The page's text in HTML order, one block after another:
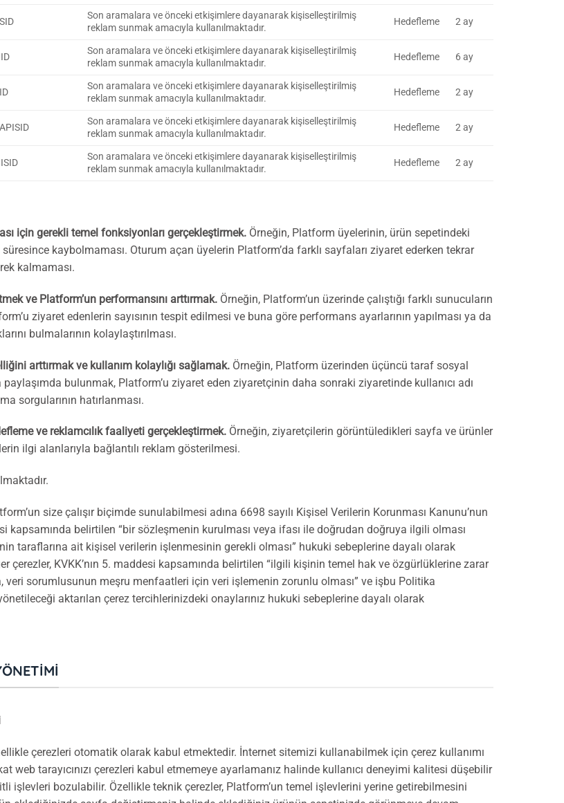
Son aramalara ve önceki etkişimlere dayanarak kişiselleştirilmiş
reklam sunmak amacıyla kullanılmaktadır.
Hedefleme 2 ay
Son aramalara ve önceki etkişimlere dayanarak kişiselleştirilmiş
reklam sunmak amacıyla kullanılmaktadır.
Hedefleme 6 ay
Son aramalara ve önceki etkişimlere dayanarak kişiselleştirilmiş
reklam sunmak amacıyla kullanılmaktadır.
Hedefleme 2 ay
Son aramalara ve önceki etkişimlere dayanarak kişiselleştirilmiş
reklam sunmak amacıyla kullanılmaktadır.
Hedefleme 2 ay
Son aramalara ve önceki etkişimlere dayanarak kişiselleştirilmiş
reklam sunmak amacıyla kullanılmaktadır.
Hedefleme 2 ay
için gerekli temel fonksiyonları gerçekleştirmek.Örneğin, Platform üyelerinin, ürün sepetindeki
kaybolmaması. Oturum açan üyelerin Platform’da farklı sayfaları ziyaret ederken tekrar
kalmaması.
ve Platform’un performansını arttırmak.Örneğin, Platform’un üzerinde çalıştığı farklı sunucuların
ziyaret edenlerin sayısının tespit edilmesi ve buna göre performans ayarlarının yapılması ya da
bulmalarının kolaylaştırılması.
arttırmak ve kullanım kolaylığı sağlamak.Örneğin, Platform üzerinden üçüncü taraf sosyal
paylaşımda bulunmak, Platform’u ziyaret eden ziyaretçinin daha sonraki ziyaretinde kullanıcı adı
sorgularının hatırlanması.
ve reklamcılık faaliyeti gerçekleştirmek.Örneğin, ziyaretçilerin görüntüledikleri sayfa ve ürünler
ilgi alanlarıyla bağlantılı reklam gösterilmesi.
size çalışır biçimde sunulabilmesi adına 6698 sayılı Kişisel Verilerin Korunması Kanunu’nun
kapsamında belirtilen “bir sözleşmenin kurulması veya ifası ile doğrudan doğruya ilgili olması
taraflarına ait kişisel verilerin işlenmesinin gerekli olması” hukuki sebeplerine dayalı olarak
çerezler, KVKK’nın 5. maddesi kapsamında belirtilen “ilgili kişinin temel hak ve özgürlüklerine zarar
veri sorumlusunun meşru menfaatleri için veri işlemenin zorunlu olması” ve işbu Politika
aktarılan çerez tercihlerinizdeki onaylarınız hukuki sebeplerine dayalı olarak
çerezleri otomatik olarak kabul etmektedir. İnternet sitemizi kullanabilmek için çerez kullanımı
web tarayıcınızı çerezleri kabul etmemeye ayarlamanız halinde kullanıcı deneyimi kalitesi düşebilir
işlevleri bozulabilir. Özellikle teknik çerezler, Platform’un temel işlevlerini yerine getirebilmesini